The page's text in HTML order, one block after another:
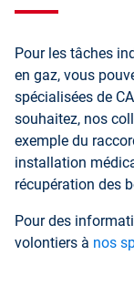
Pour les tâches
en gaz, vous
spécialisées de
souhaitez, nos
exemple du
installation
récupération des
Pour des
volontiers à nos